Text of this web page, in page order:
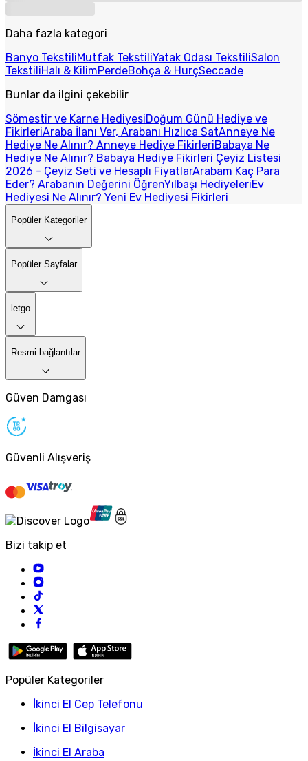
Daha fazla kategori
Banyo TekstiliMutfak TekstiliYatak Odası TekstiliSalon
TekstiliHalı & KilimPerdeBohça & HurçSeccade
Bunlar da ilgini çekebilir
Sömestir ve Karne HediyesiDoğum Günü Hediye ve
FikirleriAraba İlanı Ver, Arabanı Hızlıca SatAnneye Ne
Hediye Ne Alınır? Anneye Hediye FikirleriBabaya Ne
Hediye Ne Alınır? Babaya Hediye Fikirleri Çeyiz Listesi
2026 - Çeyiz Seti ve Hesaplı FiyatlarArabam Kaç Para
Eder? Arabanın Değerini ÖğrenYılbaşı HediyeleriEv
Hediyesi Ne Alınır? Yeni Ev Hediyesi Fikirleri
Popüler Kategoriler
Popüler Sayfalar
letgo
Resmi bağlantılar
Güven Damgası
Güvenli Alışveriş
Bizi takip et
Popüler Kategoriler
İkinci El Cep Telefonu
İkinci El Bilgisayar
İkinci El Araba